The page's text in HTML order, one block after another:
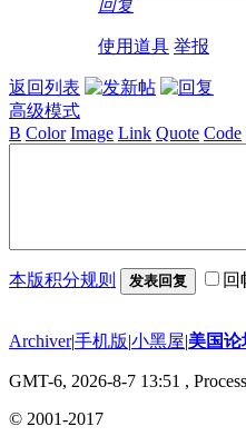
回复
使用道具 举报
返回列表
高级模式
B Color Image Link Quote Code
本版积分规则 发表回复 回
Archiver|手机版|小黑屋|美国论
GMT-6, 2026-8-7 13:51 ,
© 2001-2017